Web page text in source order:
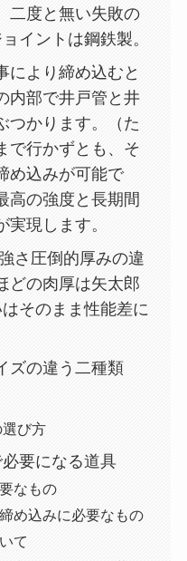
二度と無い失敗の
イントは鋼鉄製。
により締め込むと
内部で井戸管と井
つかります。（た
で行かずとも、そ
め込みが可能で
高の強度と長期間
実現します。
さ圧倒的厚みの違
どの肉厚は矢太郎
そのまま性能差に
ズの違う二種類
び方
要になる道具
なもの
め込みに必要なもの
て